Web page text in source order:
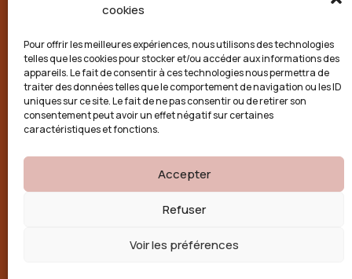
cookies
Pour offrir les meilleures expériences, nous utilisons des technologies
telles que les cookies pour stocker et/ou accéder aux informations des
appareils. Le fait de consentir à ces technologies nous permettra de
traiter des données telles que le comportement de navigation ou les ID
uniques sur ce site. Le fait de ne pas consentir ou de retirer son
consentement peut avoir un effet négatif sur certaines
caractéristiques et fonctions.
Accepter
Refuser
Voir les préférences
21 route de Palisse,
Politique de confidentialité
Conditions générales